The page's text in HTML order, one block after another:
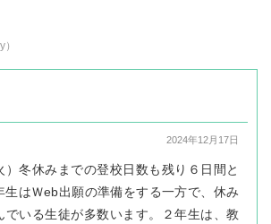
2024年12月17日
）冬休みまでの登校日数も残り６日間と
生はＷeb出願の準備をする一方で、休み
でいる生徒が多数います。２年生は、教